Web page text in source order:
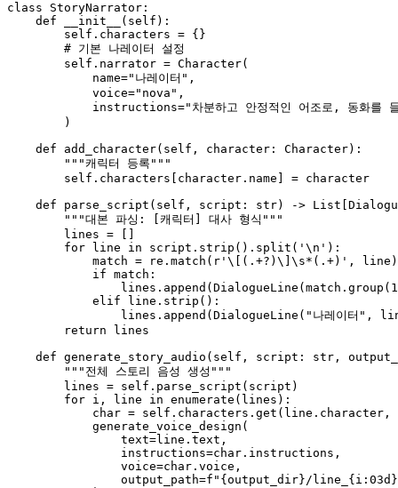
class
StoryNarrator :
def
__init__ ( self ):
self .characters = {}
# 기본 나레이터 설정
self .narrator = Character(
            name=
"나레이터" ,
            voice=
"nova" ,
            instructions=
"차분하고 안정적인 어조로, 동화를
        )
def
add_character( self, character: Character):
"""캐릭터 등록"""
self .characters[character.name] = character
def
parse_script ( self, script: str) -> List
"""대본 파싱: [캐릭터] 대사 형식"""
        lines = []
for line in script.strip().split( '\n' ):
match = re. match ( r'\[(.+?)\]\s*(.+)' , line)
if match :
                lines.append(DialogueLine(
match .group( 1
elif line.strip():
                lines.append(DialogueLine(
"나레이터" ,
return lines
def generate_story_audio ( self, script: str ,
"""전체 스토리 음성 생성"""
        lines =
self .parse_script(script)
for i, line in enumerate (lines):
            char =
self .characters.get(line.character,
            generate_voice_design(
                text=line.text,
                instructions=char.instructions,
                voice=char.voice,
                output_path=
f" {output_dir}/line_ {i:03d}